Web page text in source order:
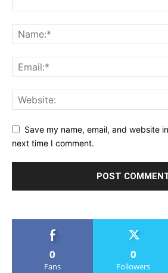
Save my name, email, and website
next time I comment.
0
Fans
0
Followers